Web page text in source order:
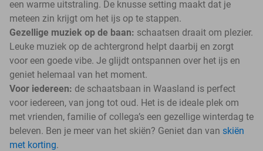
een warme uitstraling. De knusse setting maakt dat je
meteen zin krijgt om het ijs op te stappen.
Gezellige muziek op de baan: schaatsen draait om plezier.
Leuke muziek op de achtergrond helpt daarbij en zorgt
voor een goede vibe. Je glijdt ontspannen over het ijs en
geniet helemaal van het moment.
Voor iedereen: de schaatsbaan in Waasland is perfect
voor iedereen, van jong tot oud. Het is de ideale plek om
met vrienden, familie of collega’s een gezellige winterdag te
beleven. Ben je meer van het skiën? Geniet dan van skiën
met korting.